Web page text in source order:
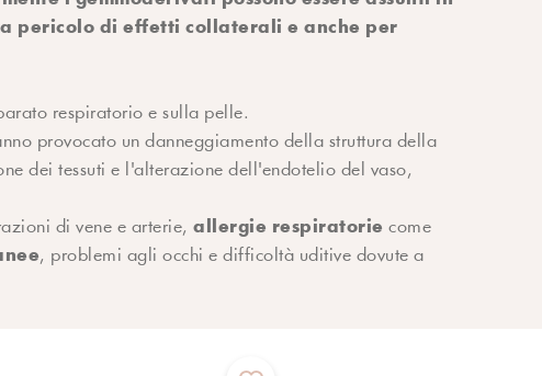
pericolo di effetti collaterali e anche per
respiratorio e sulla pelle.
provocato un danneggiamento della struttura della
dei tessuti e l'alterazione dell'endotelio del vaso,
di vene e arterie,allergie respiratorie come
, problemi agli occhi e difficoltà uditive dovute a